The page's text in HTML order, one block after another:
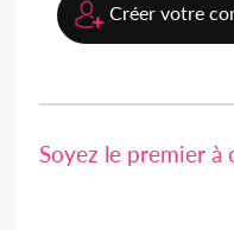
Créer votre
Soyez le premier